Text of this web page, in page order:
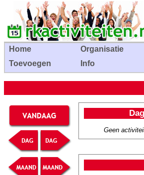
Home Organisatie
Toevoegen
Info
Geen